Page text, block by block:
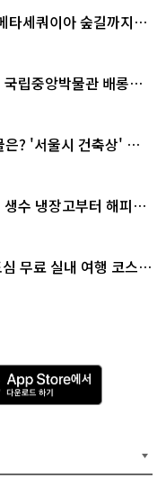
타세쿼이아 숲길까지…
립중앙박물관 배롱나
은? '서울시 건축상' 수
수 냉장고부터 해피소
무료 실내 여행 코스
A
p
p
e